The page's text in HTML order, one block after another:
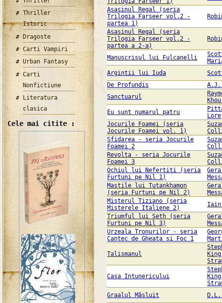
Thriller
Istoric
Dragoste
Carti Vampiri
Urban Fantasy
Carti
Nonfictiune
Literatura
clasica
Cele mai citite :
Asasinul Regal (seria
Trilogia Farseer vol.2 -
partea 1)
Asasinul Regal (seria
Trilogia Farseer vol.2 -
partea a 2-a)
Manuscrisul lui Fulcanelli
Argintii lui Iuda
De Profundis
Sanctuarul
Eu sunt numarul patru
Lore
Jocurile Foamei (seria
Jocurile Foamei vol. 1)
Sfidarea - seria Jocurile
Foamei 2
Revolta - seria Jocurile
Foamei 3
Ochiul lui Nefertiti (seria
Furtuni pe Nil 1)
Mastile lui Tutankhamon
(seria Furtuni pe Nil 2)
Misterul Tiziano (seria
Misterele Italiene 2)
Iain
Triumful lui Seth (seria
Furtuni pe Nil 3)
Urzeala Tronurilor - seria
Cantec de Gheata si Foc 1
Talismanul
Casa Intunericului
Graalul Măsluit